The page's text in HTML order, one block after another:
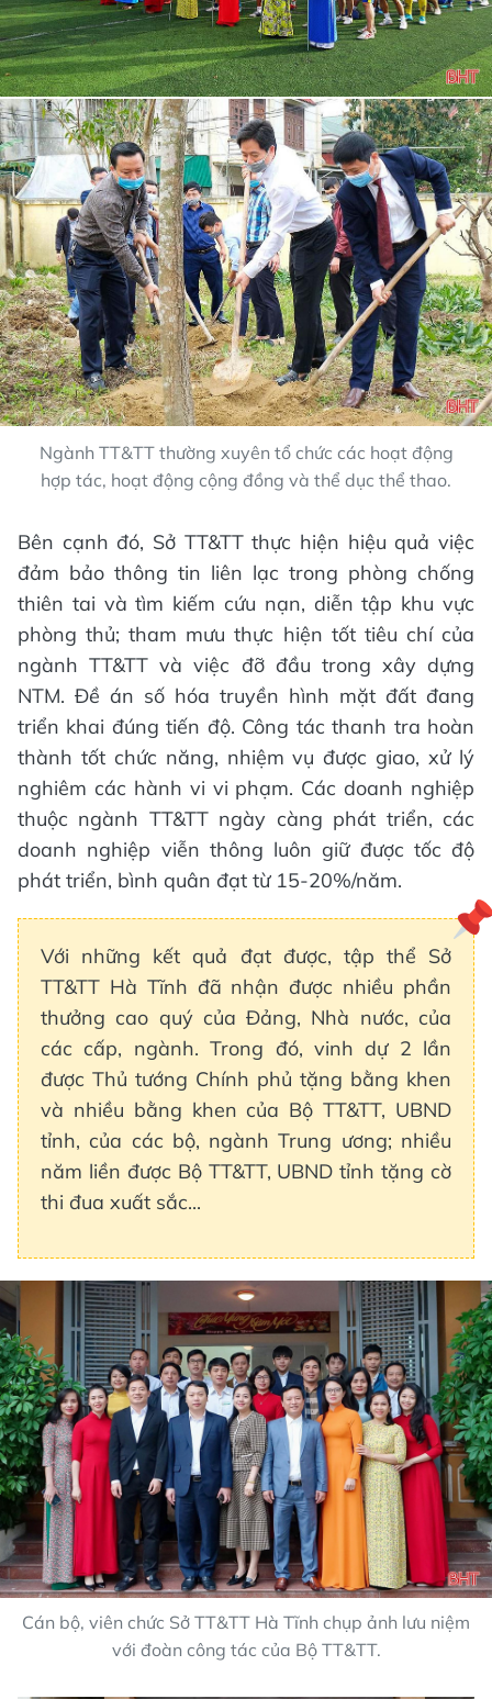
Ngành TT&TT thường xuyên tổ chức các hoạt động
hợp tác, hoạt động cộng đồng và thể dục thể thao.
Bên cạnh đó, Sở TT&TT thực hiện hiệu quả việc
đảm bảo thông tin liên lạc trong phòng chống
thiên tai và tìm kiếm cứu nạn, diễn tập khu vực
phòng thủ; tham mưu thực hiện tốt tiêu chí của
ngành TT&TT và việc đỡ đầu trong xây dựng
NTM. Đề án số hóa truyền hình mặt đất đang
triển khai đúng tiến độ. Công tác thanh tra hoàn
thành tốt chức năng, nhiệm vụ được giao, xử lý
nghiêm các hành vi vi phạm. Các doanh nghiệp
thuộc ngành TT&TT ngày càng phát triển, các
doanh nghiệp viễn thông luôn giữ được tốc độ
phát triển, bình quân đạt từ 15-20%/năm.
Với những kết quả đạt được, tập thể Sở
TT&TT Hà Tĩnh đã nhận được nhiều phần
thưởng cao quý của Đảng, Nhà nước, của
các cấp, ngành. Trong đó, vinh dự 2 lần
được Thủ tướng Chính phủ tặng bằng khen
và nhiều bằng khen của Bộ TT&TT, UBND
tỉnh, của các bộ, ngành Trung ương; nhiều
năm liền được Bộ TT&TT, UBND tỉnh tặng cờ
thi đua xuất sắc...
Cán bộ, viên chức Sở TT&TT Hà Tĩnh chụp ảnh lưu niệm
với đoàn công tác của Bộ TT&TT.